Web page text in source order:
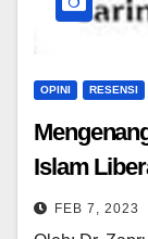
OPINI RESENSI
Islam
FEB 7, 2023